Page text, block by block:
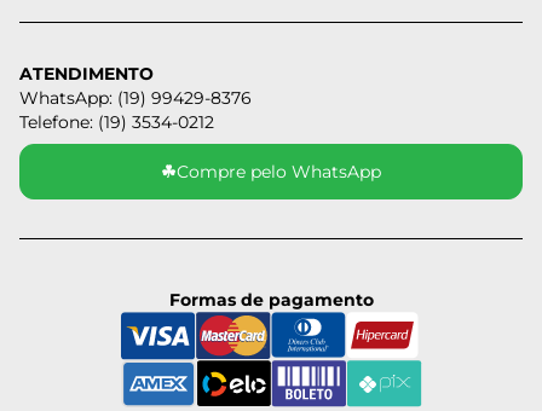
ATENDIMENTO
WhatsApp: (19) 99429-8376
Telefone: (19) 3534-0212
☘Compre pelo WhatsApp
Formas de pagamento